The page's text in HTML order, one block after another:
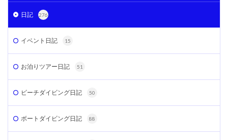
日記 276
イベント日記 15
お泊りツアー日記 51
ビーチダイビング日記 50
ボートダイビング日記 88